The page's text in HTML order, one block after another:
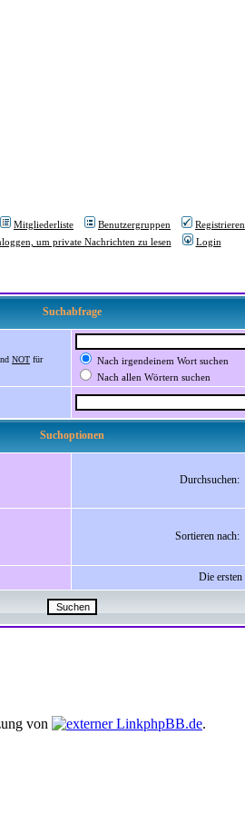
Mitgliederliste Benutzergruppen
Registrieren
um private Nachrichten zu lesen Login
Suchabfrage
NOT für
Nach irgendeinem Wort suchen
Nach allen Wörtern suchen
Suchoptionen
Durchsuchen:
Sortieren nach:
Die ersten
von phpBB.de.